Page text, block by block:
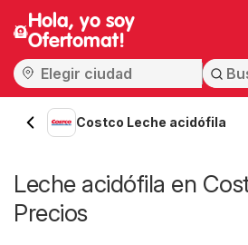
Hola, yo soy
Ofertomat!
Costco Leche acidófila
Leche acidófila en
Precios